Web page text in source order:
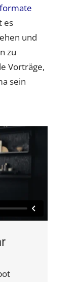
es
und
zu
Vorträge,
sein